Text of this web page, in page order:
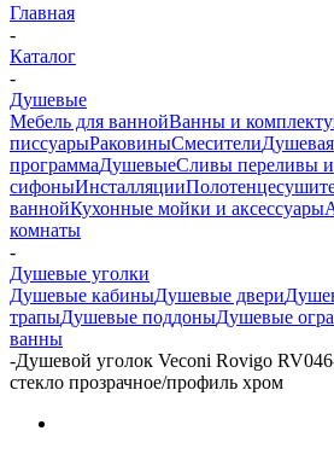
Главная
-
Каталог
-
Душевые
Мебель для ваннойВанны и
писсуарыРаковиныСмесителиДушевая
программаДушевыеСливы переливы и
сифоныИнсталляции
ваннойКухонные мойки и аксессуары
комнаты
-
Душевые уголки
Душевые кабиныДушевые двери
трапыДушевые поддоныДушевые
ванны
-Душевой уголок Veconi Rovigo
стекло прозрачное/профиль хром